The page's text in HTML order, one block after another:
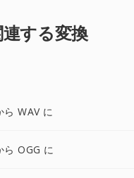
する変換
ら WAV に
ら OGG に